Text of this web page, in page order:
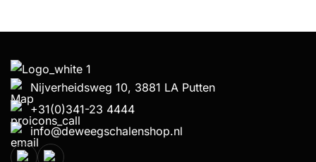
Nijverheidsweg 10, 3881 LA Putten
+31(0)341-23 4444
info@deweegschalenshop.nl